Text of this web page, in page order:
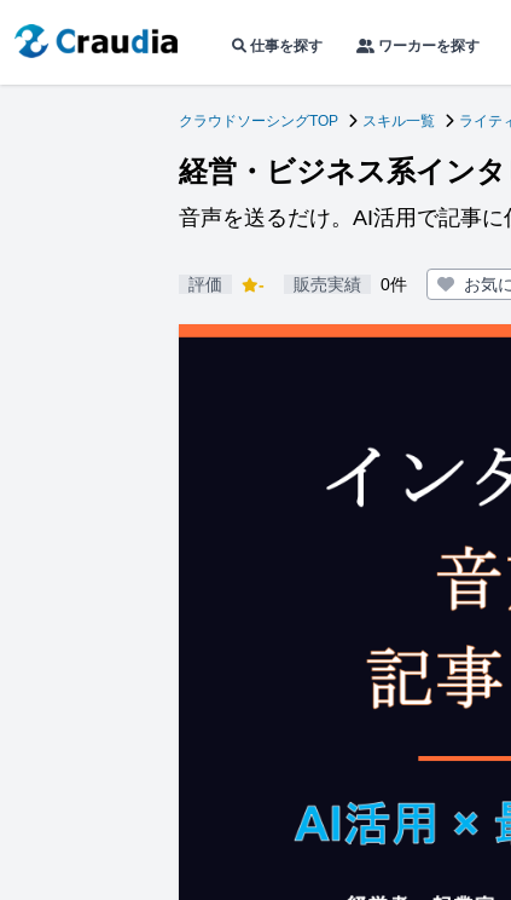
仕事を探す ワーカーを探す
クラウドソーシングTOP スキル一覧 ライテ
経営・ビジネス系イン
音声を送るだけ。AI活用で記事
評価 - 販売実績 0件 お気